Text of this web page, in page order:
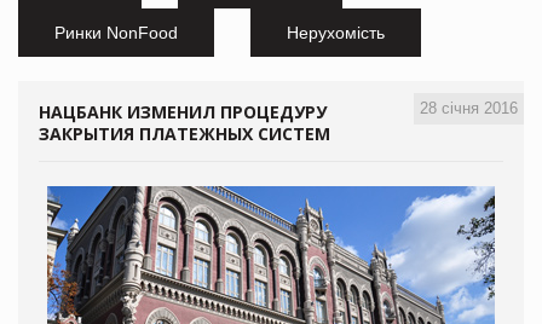
Ринки NonFood Нерухомість
28 січня 2016
НАЦБАНК ИЗМЕНИЛ ПРОЦЕДУРУ
ЗАКРЫТИЯ ПЛАТЕЖНЫХ СИСТЕМ